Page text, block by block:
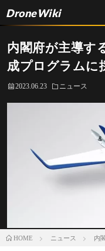
DroneWiki
内閣府が主導す
成プログラムに
2023.06.23 ニュース
HOME ニュース 内